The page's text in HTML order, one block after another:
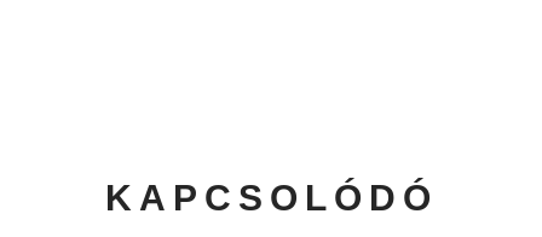
KAPCSOLÓDÓ